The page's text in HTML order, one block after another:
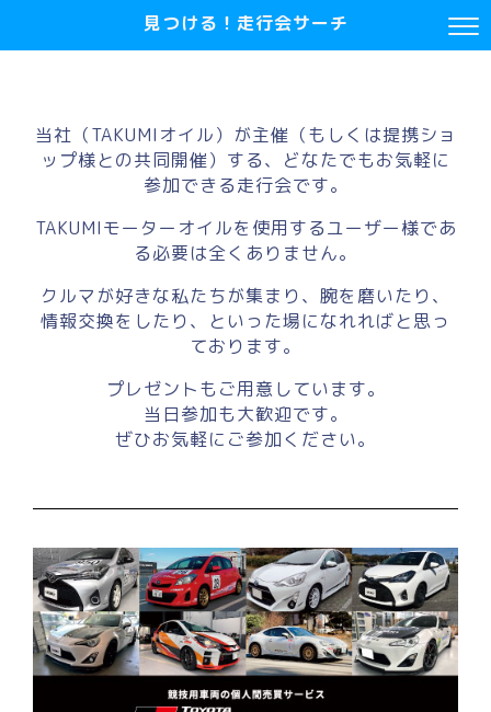
見つける！走行会サーチ
当社（TAKUMIオイル）が主催（もしくは提携ショ
ップ様との共同開催）する、どなたでもお気軽に
参加できる走行会です。
TAKUMIモーターオイルを使用するユーザー様であ
る必要は全くありません。
クルマが好きな私たちが集まり、腕を磨いたり、
情報交換をしたり、といった場になれればと思っ
ております。
プレゼントもご用意しています。
当日参加も大歓迎です。
ぜひお気軽にご参加ください。